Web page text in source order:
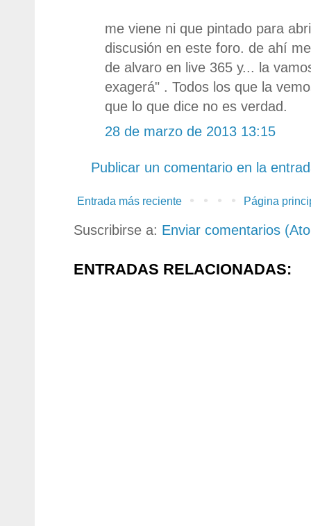
me viene ni que pintado para
discusión en este foro. de ahí
de alvaro en live 365 y... la
exagerá" . Todos los que la
que lo que dice no es verdad.
28 de marzo de 2013 13:15
Publicar un comentario en la
Entrada más reciente Página
Suscribirse a: Enviar comentarios
ENTRADAS RELACIONADAS: